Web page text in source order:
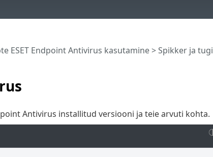
ESET Endpoint Antivirus kasutamine>Spikker ja tugi
Antivirus installitud versiooni ja teie arvuti kohta.